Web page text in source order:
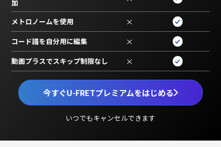
今すぐU-FRETプレミアムをはじめる
いつでもキャンセルできます
加
メトロノームを使用 ×
コード譜を自分用に編集 ×
動画プラスでスキップ制限なし ×